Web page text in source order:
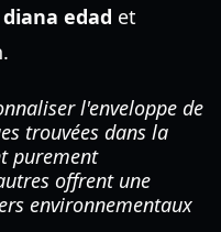
edad et
l'enveloppe de
trouvées dans la
purement
offrent une
environnementaux